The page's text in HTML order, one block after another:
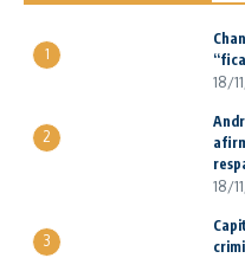
1
18/
2
18/
3